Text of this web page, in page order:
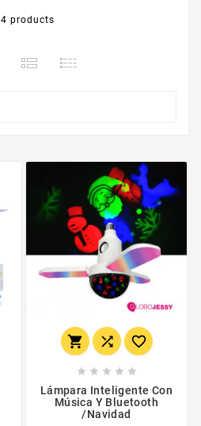
4 products
  
    
Lámpara Inteligente Con
Música Y Bluetooth
/Navidad